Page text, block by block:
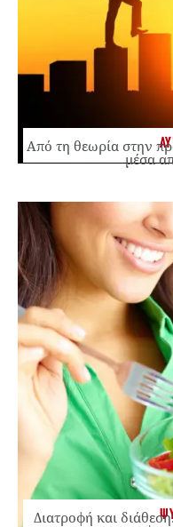
Από τη θεωρία στην
μέσα
Διατροφή και